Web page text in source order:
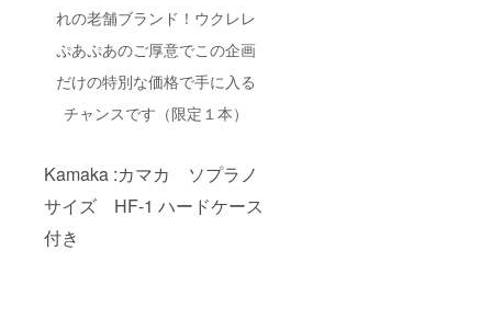
れの老舗ブランド！ウクレレ
ぷあぷあのご厚意でこの企画
だけの特別な価格で手に入る
チャンスです（限定１本）
Kamaka :カマカ ソプラノ
サイズ HF-1 ハードケース
付き